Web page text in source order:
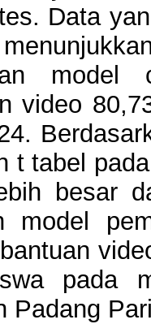
Data
video
t tabel
besar
model
pada
Padang